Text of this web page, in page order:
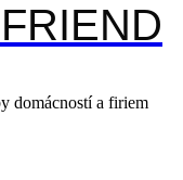
domácností a firiem